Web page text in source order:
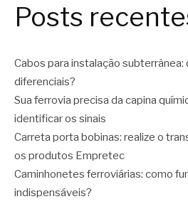
Posts
Cabos para instalação subterrânea:
diferenciais?
Sua ferrovia precisa da capina
identificar os sinais
Carreta porta bobinas: realize o
os produtos Empretec
Caminhonetes ferroviárias: como
indispensáveis?